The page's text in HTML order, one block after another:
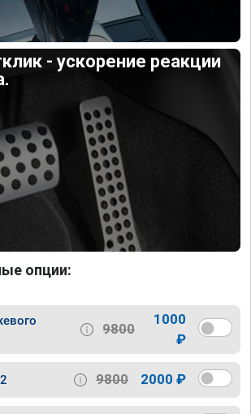
- ускорение реакции
опции:
9800
1000
₽
9800 2000 ₽